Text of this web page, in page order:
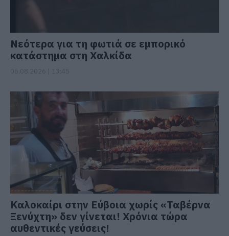
Νεότερα για τη φωτιά σε εμπορικό
κατάστημα στη Χαλκίδα
Καλοκαίρι στην Εύβοια χωρίς «Ταβέρνα
Ξενύχτη» δεν γίνεται! Χρόνια τώρα
αυθεντικές γεύσεις!